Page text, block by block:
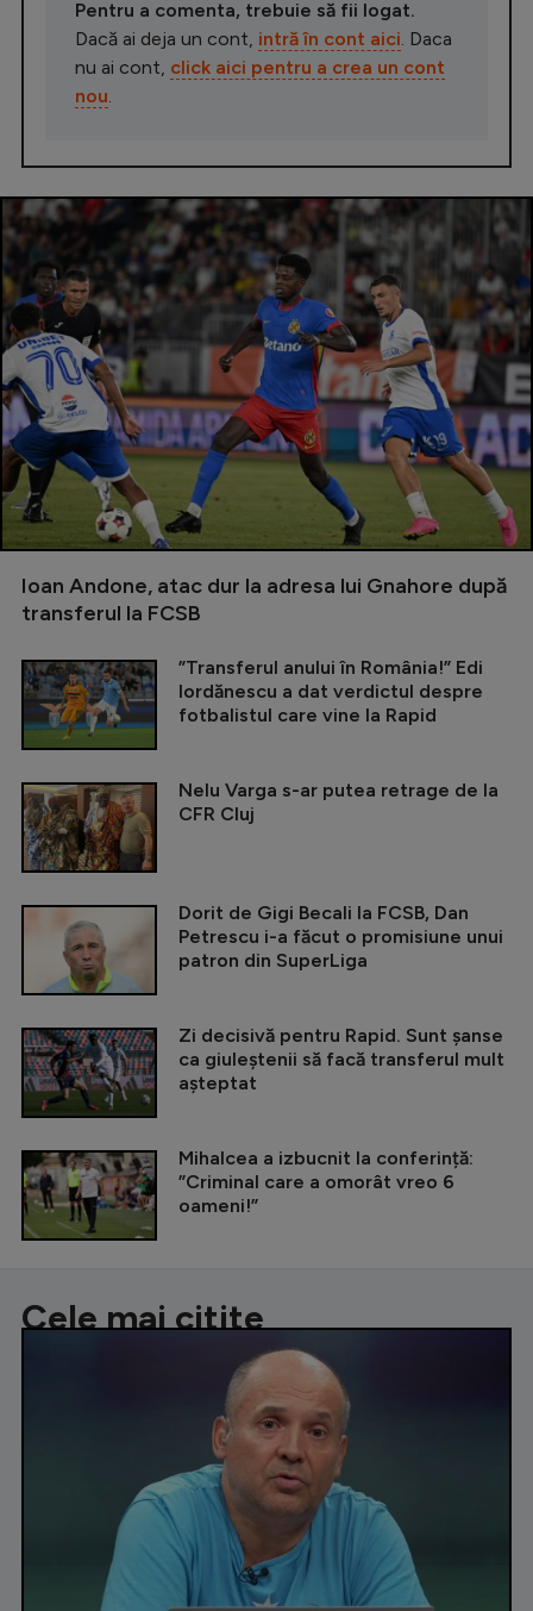
Pentru a comenta, trebuie să fii logat.
Dacă ai deja un cont, intră în cont aici . Daca
nu ai cont, click aici pentru a crea un cont
nou
Ioan Andone, atac dur la adresa lui Gnahore după
transferul la FCSB
”Transferul anului în România!” Edi
Iordănescu a dat verdictul despre
fotbalistul care vine la Rapid
Nelu Varga s-ar putea retrage de la
CFR Cluj
Dorit de Gigi Becali la FCSB, Dan
Petrescu i-a făcut o promisiune unui
patron din SuperLiga
Zi decisivă pentru Rapid. Sunt șanse
ca giuleștenii să facă transferul mult
așteptat
Mihalcea a izbucnit la conferință:
”Criminal care a omorât vreo 6
oameni!”
Cele mai citite